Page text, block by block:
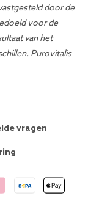
door de
voor de
van het
Purovitalis
vragen